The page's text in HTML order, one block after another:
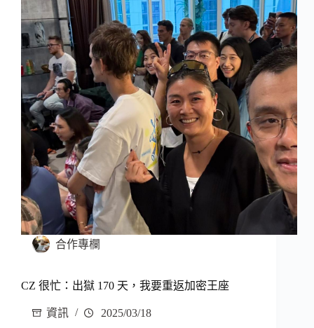
合作專欄
CZ 很忙：出獄 170 天，我要重返加密王座
資訊 2025/03/18